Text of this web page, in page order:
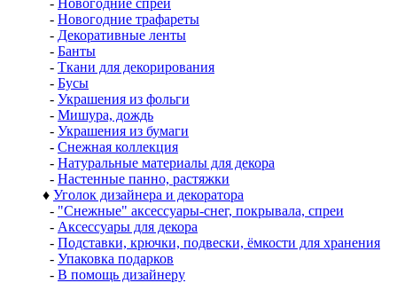
- Новогодние спреи
- Новогодние трафареты
- Декоративные ленты
- Банты
- Ткани для декорирования
- Бусы
- Украшения из фольги
- Мишура, дождь
- Украшения из бумаги
- Снежная коллекция
- Натуральные материалы для декора
- Настенные панно, растяжки
♦ Уголок дизайнера и декоратора
- "Снежные" аксессуары-снег, покрывала, спреи
- Аксессуары для декора
- Подставки, крючки, подвески, ёмкости для хранения
- Упаковка подарков
- В помощь дизайнеру